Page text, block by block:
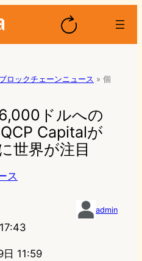
ブロックチェーンニュース » 個
ドルへの
Capitalが
世界が注目
ス
admin
日 11:59